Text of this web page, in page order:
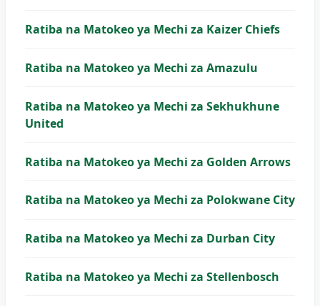
Ratiba na Matokeo ya Mechi za Kaizer Chiefs
Ratiba na Matokeo ya Mechi za Amazulu
Ratiba na Matokeo ya Mechi za Sekhukhune
United
Ratiba na Matokeo ya Mechi za Golden Arrows
Ratiba na Matokeo ya Mechi za Polokwane City
Ratiba na Matokeo ya Mechi za Durban City
Ratiba na Matokeo ya Mechi za Stellenbosch